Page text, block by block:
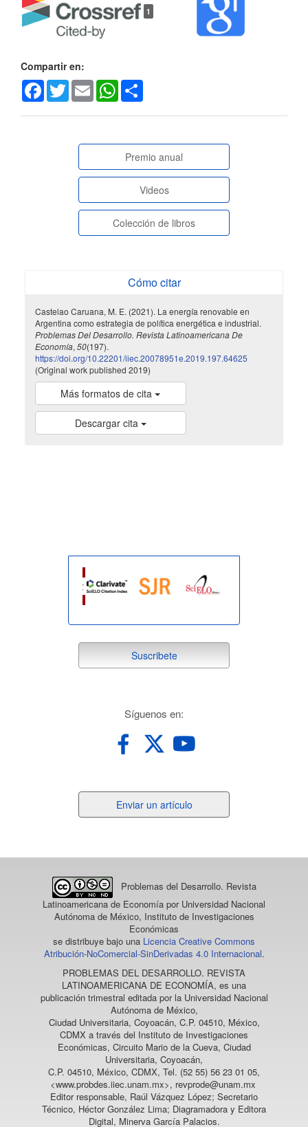
1
Compartir en:
Facebook
TwitterEmail WhatsApp
paginasespeciales
Premio anual
Videos
Colección de libros
Cómo citar
Castelao Caruana, M. E. (2021). La energía renovable en
Argentina como estrategia de política energética e industrial.
Problemas Del Desarrollo. Revista Latinoamericana De
Economía, 50(197).
https://doi.org/10.22201/iiec.20078951e.2019.197.64625
(Original work published 2019)
Más formatos de cita
Descargar cita
suscribete
Suscribete
Síguenos en:
un
Enviar un artículo
Problemas del Desarrollo. Revista
Latinoamericana de Economía por Universidad Nacional
Autónoma de México, Instituto de Investigaciones
Económicas
se distribuye bajo una Licencia Creative Commons
Atribución-NoComercial-SinDerivadas 4.0 Internacional.
PROBLEMAS DEL DESARROLLO. REVISTA
LATINOAMERICANA DE ECONOMÍA, es una
publicación trimestral editada por la Universidad Nacional
Autónoma de México,
Ciudad Universitaria, Coyoacán, C.P. 04510, México,
CDMX a través del Instituto de Investigaciones
Económicas, Circuito Mario de la Cueva, Ciudad
Universitaria, Coyoacán,
C.P. 04510, México, CDMX, Tel. (52 55) 56 23 01 05,
<www.probdes.iiec.unam.mx>, revprode@unam.mx
Editor responsable, Raúl Vázquez López; Secretario
Técnico, Héctor González Lima; Diagramadora y Editora
Digital, Minerva García Palacios.